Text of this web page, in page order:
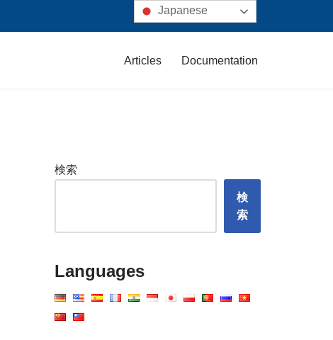
Articles Documentation
検索
検
索
Languages
Japanese